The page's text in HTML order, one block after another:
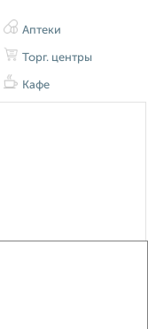
Аптеки
Торг. центры
Кафе